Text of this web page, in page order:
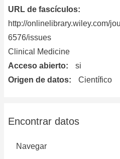
URL de fascículos
http://onlinelibrary.wiley.com/
6576/issues
Clinical Medicine
Acceso abierto
si
Origen de datos
Científico
Encontrar datos
Navegar